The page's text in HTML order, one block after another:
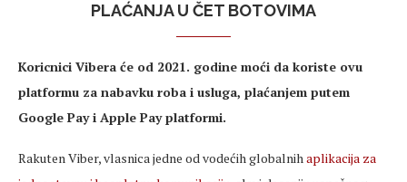
PLAĆANJA U ČET BOTOVIMA
Koricnici Vibera će od 2021. godine moći da koriste ovu
platformu za nabavku roba i usluga, plaćanjem putem
Google Pay i Apple Pay platformi.
Rakuten Viber, vlasnica jedne od vodećih globalnihaplikacija za